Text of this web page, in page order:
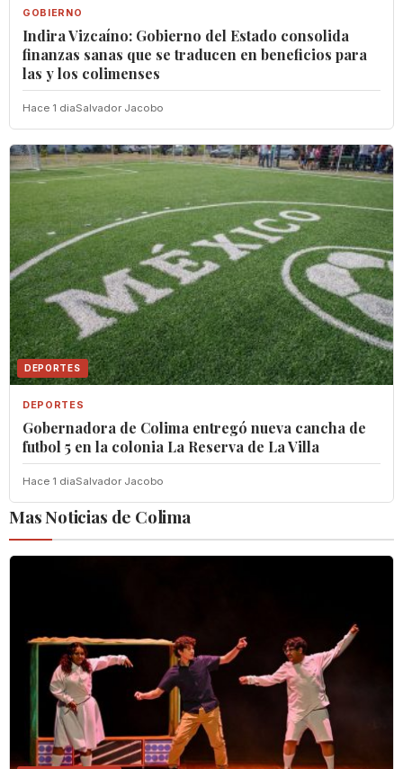
GOBIERNO
Indira Vizcaíno: Gobierno del Estado consolida
finanzas sanas que se traducen en beneficios para
las y los colimenses
Hace 1 diaSalvador Jacobo
DEPORTES
DEPORTES
Gobernadora de Colima entregó nueva cancha de
futbol 5 en la colonia La Reserva de La Villa
Hace 1 diaSalvador Jacobo
Mas Noticias de Colima